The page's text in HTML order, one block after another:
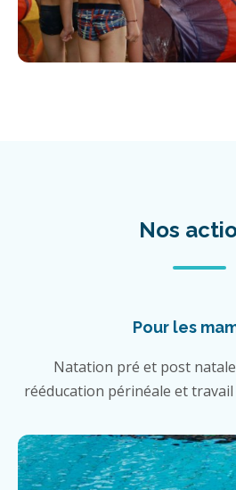
Nos
Pour les
Natation pré et post
rééducation périnéale et